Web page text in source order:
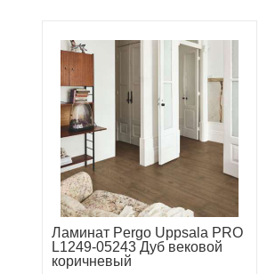
Ламинат Pergo Uppsala PRO
L1249-05243 Дуб вековой
коричневый